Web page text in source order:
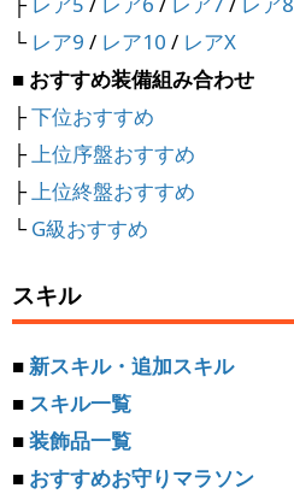
└ レア9 / レア10 / レアX
■ おすすめ装備組み合わせ
├下位おすすめ
├上位序盤おすすめ
├上位終盤おすすめ
└G級おすすめ
スキル
■新スキル・追加スキル
■ スキル一覧
■装飾品一覧
■ おすすめお守りマラソン